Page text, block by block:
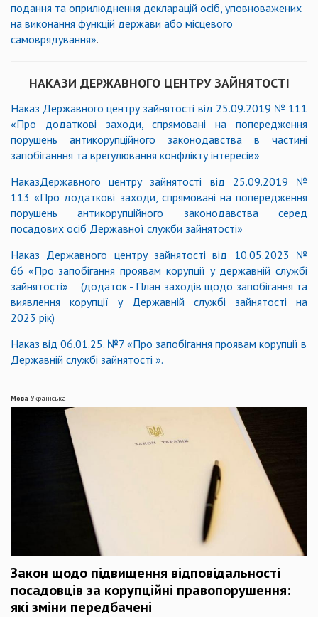
подання та оприлюднення декларацій осіб, уповноважених
на виконання функцій держави або місцевого
самоврядування».
НАКАЗИ ДЕРЖАВНОГО ЦЕНТРУ ЗАЙНЯТОСТІ
Наказ Державного центру зайнятості від 25.09.2019 № 111
«Про додаткові заходи, спрямовані на попередження
порушень антикорупційного законодавства в частині
запобіганння та врегулювання конфлікту інтересів»
НаказДержавного центру зайнятості від 25.09.2019 №
113 «Про додаткові заходи, спрямовані на попередження
порушень антикорупційного законодавства серед
посадових осіб Державної служби зайнятості»
Наказ Державного центру зайнятості від 10.05.2023 №
66 «Про запобігання проявам корупції у державній службі
зайнятості» (додаток - План заходів щодо запобігання та
виявлення корупції у Державній службі зайнятості на
2023 рік)
Наказ від 06.01.25. №7 «Про запобігання проявам корупції в
Державній службі зайнятості ».
Мова Українська
Закон щодо підвищення відповідальності
посадовців за корупційні правопорушення:
які зміни передбачені